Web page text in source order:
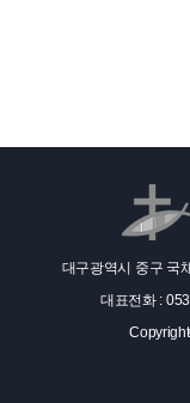
대구광역시 중구 국
대표전화 :